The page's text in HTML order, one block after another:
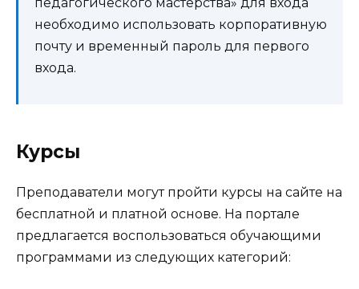
педагогического мастерства» для входа
необходимо использовать корпоративную
почту и временный пароль для первого
входа.
Курсы
Преподаватели могут пройти курсы на сайте на
бесплатной и платной основе. На портале
предлагается воспользоваться обучающими
программами из следующих категорий: